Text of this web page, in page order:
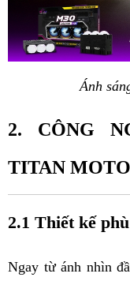
Ánh
2. CÔNG
TITAN
2.1 Thiết kế
Ngay từ ánh nhìn